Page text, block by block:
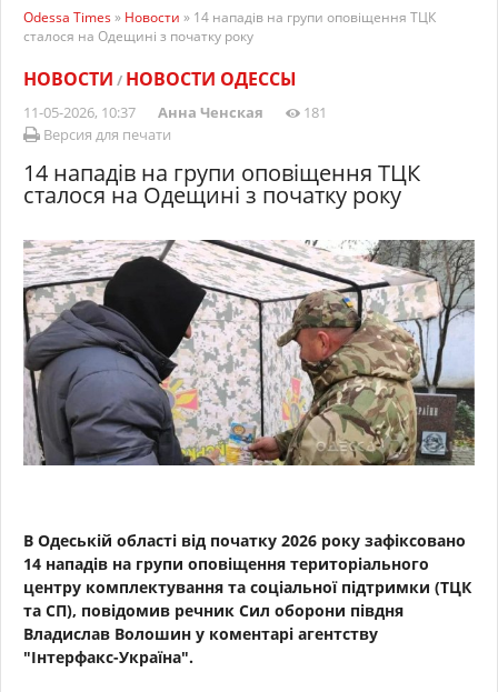
Odessa Times» Новости » 14 нападів на групи оповіщення ТЦК
сталося на Одещині з початку року
НОВОСТИ / НОВОСТИ ОДЕССЫ
11-05-2026, 10:37 Анна Ченская
181
Версия для печати
14 нападів на групи оповіщення ТЦК
сталося на Одещині з початку року
В Одеській області від початку 2026 року зафіксовано
14 нападів на групи оповіщення територіального
центру комплектування та соціальної підтримки (ТЦК
та СП), повідомив речник Сил оборони півдня
Владислав Волошин у коментарі агентству
"Інтерфакс-Україна".